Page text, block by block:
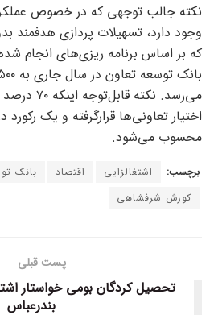
نکته جالب توجهی که در خصوص
وجود دارد، تسهیلات پردازی هدفمند
که بر اساس برنامه ریزی‌های انجام
می‌رسد.
اختیار تعاونی‌ها قرارگرفته و یک
محسوب می‌شود.
برچسب: اشتغالزایی اقتصاد بانک
کورش شرفشاهی
پست قبلی
تحصیل کردگان بومی خواستار
بندرعباس